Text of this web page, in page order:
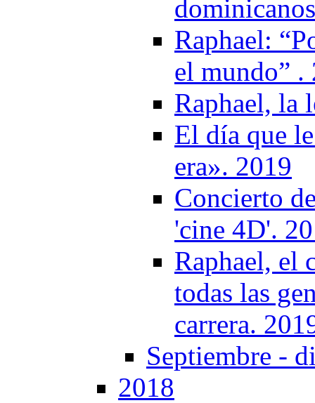
Raphael:
el mundo” .
Raphael, la
El día que
era». 2019
Concierto
'cine 4D'.
Raphael, el
todas las
carrera.
Septiembre -
2018